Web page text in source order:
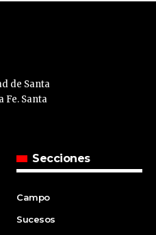
de Santa
Fe. Santa
Secciones
Campo
Sucesos